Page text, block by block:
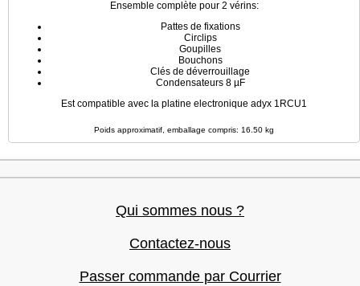
Ensemble complète pour 2 vérins:
Pattes de fixations
Circlips
Goupilles
Bouchons
Clés de déverrouillage
Condensateurs 8 µF
Est compatible avec la platine electronique adyx 1RCU1
Poids approximatif, emballage compris: 16.50 kg
Qui sommes nous ?
Contactez-nous
Passer commande par Courrier